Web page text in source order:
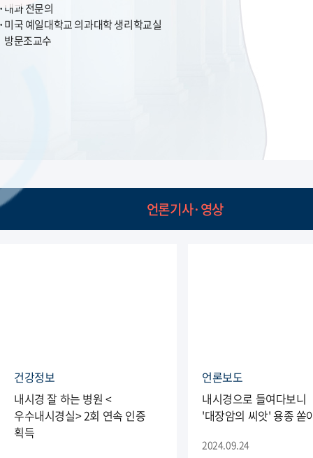
내과 전문의
미국 예일대학교 의과대학 생리학교실
방문조교수
언론기사·영상
건강정보
내시경 잘 하는 병원 <
우수내시경실> 2회 연속 인증
획득
언론보도
내시경으로 들여다보니
'대장암의 씨앗' 용종 쏟
2024.09.24